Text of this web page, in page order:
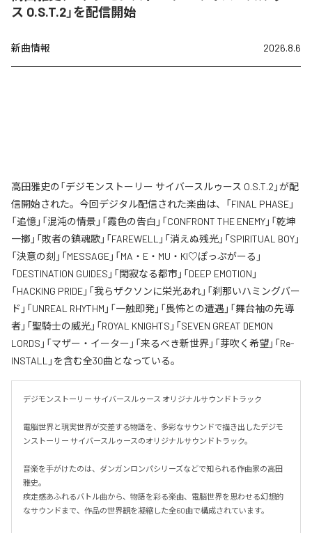
ス O.S.T.2」を配信開始
新曲情報 2026.8.6
高田雅史の「デジモンストーリー サイバースルゥース O.S.T.2」が配
信開始された。今回デジタル配信された楽曲は、「FINAL PHASE」
「追憶」「混沌の情景」「霞色の告白」「CONFRONT THE ENEMY」「乾坤
一擲」「敗者の鎮魂歌」「FAREWELL」「消えぬ残光」「SPIRITUAL BOY」
「決意の刻」「MESSAGE」「MA・E・MU・KI♡ぽっぷがーる」
「DESTINATION GUIDES」「閑寂なる都市」「DEEP EMOTION」
「HACKING PRIDE」「我らザクソンに栄光あれ」「刹那いハミングバー
ド」「UNREAL RHYTHM」「一触即発」「畏怖との遭遇」「舞台袖の先導
者」「聖騎士の威光」「ROYAL KNIGHTS」「SEVEN GREAT DEMON
LORDS」「マザー・イーター」「来るべき新世界」「芽吹く希望」「Re-
INSTALL」を含む全30曲となっている。
デジモンストーリー サイバースルゥース オリジナルサウンドトラック
電脳世界と現実世界が交差する物語を、多彩なサウンドで描き出したデジモ
ンストーリー サイバースルゥースのオリジナルサウンドトラック。
音楽を手がけたのは、ダンガンロンパシリーズなどで知られる作曲家の高田
雅史。
疾走感あふれるバトル曲から、物語を彩る楽曲、電脳世界を思わせる幻想的
なサウンドまで、作品の世界観を凝縮した全60曲で構成されています。